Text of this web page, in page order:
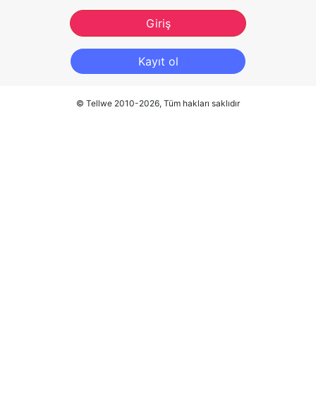
Giriş
Kayıt ol
© Tellwe 2010-2026, Tüm hakları saklıdır